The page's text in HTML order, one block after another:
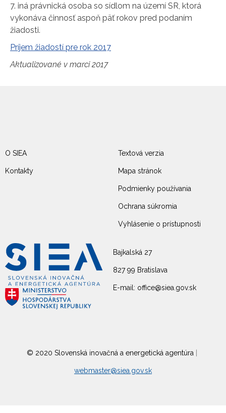
7. iná právnická osoba so sídlom na území SR, ktorá
vykonáva činnosť aspoň päť rokov pred podaním
žiadosti.
Príjem žiadostí pre rok 2017
Aktualizované v marci 2017
Bajkalská 27
827 99 Bratislava
E-mail: office@siea.gov.sk
O SIEA
Kontakty
Textová verzia
Mapa stránok
Podmienky používania
Ochrana súkromia
Vyhlásenie o prístupnosti
© 2020 Slovenská inovačná a energetická agentúra
webmaster@siea.gov.sk